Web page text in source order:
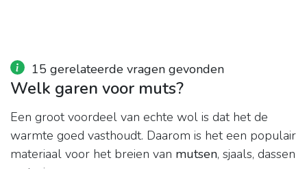
15 gerelateerde vragen gevonden
Welk garen voor muts?
Een groot voordeel van echte wol is dat het de
warmte goed vasthoudt. Daarom is het een populair
materiaal voor het breien van mutsen, sjaals, dassen